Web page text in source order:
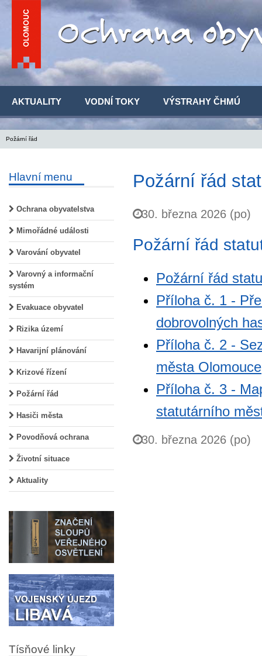
AKTUALITY VODNÍ TOKY VÝSTRAHY ČHMÚ
Požární řád
Hlavní menu
Ochrana obyvatelstva
Mimořádné události
Varování obyvatel
Varovný a informační
systém
Evakuace obyvatel
Rizika území
Havarijní plánování
Krizové řízení
Požární řád
Hasiči města
Povodňová ochrana
Životní situace
Aktuality
Tísňové linky
Požární řád
30. března 2026 (po)
Požární řád
Požární řád
Příloha č. 1 -
dobrovolných
Příloha č. 2 -
města Olomouce
Příloha č. 3 -
statutárního
30. března 2026 (po)